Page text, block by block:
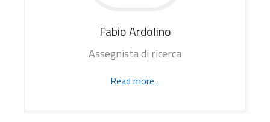
FabioArdolino
Assegnista di ricerca
Read more...